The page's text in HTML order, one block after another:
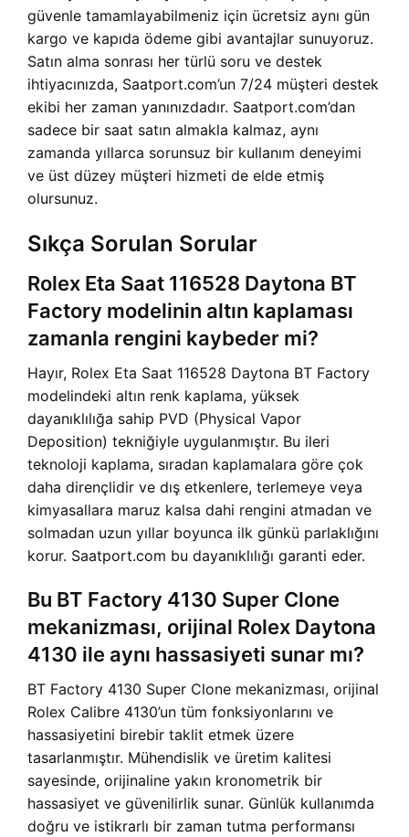
güvenle tamamlayabilmeniz için ücretsiz aynı gün
kargo ve kapıda ödeme gibi avantajlar sunuyoruz.
Satın alma sonrası her türlü soru ve destek
ihtiyacınızda, Saatport.com’un 7/24 müşteri destek
ekibi her zaman yanınızdadır. Saatport.com’dan
sadece bir saat satın almakla kalmaz, aynı
zamanda yıllarca sorunsuz bir kullanım deneyimi
ve üst düzey müşteri hizmeti de elde etmiş
olursunuz.
Sıkça Sorulan Sorular
Rolex Eta Saat 116528 Daytona BT
Factory modelinin altın kaplaması
zamanla rengini kaybeder mi?
Hayır, Rolex Eta Saat 116528 Daytona BT Factory
modelindeki altın renk kaplama, yüksek
dayanıklılığa sahip PVD (Physical Vapor
Deposition) tekniğiyle uygulanmıştır. Bu ileri
teknoloji kaplama, sıradan kaplamalara göre çok
daha dirençlidir ve dış etkenlere, terlemeye veya
kimyasallara maruz kalsa dahi rengini atmadan ve
solmadan uzun yıllar boyunca ilk günkü parlaklığını
korur. Saatport.com bu dayanıklılığı garanti eder.
Bu BT Factory 4130 Super Clone
mekanizması, orijinal Rolex Daytona
4130 ile aynı hassasiyeti sunar mı?
BT Factory 4130 Super Clone mekanizması, orijinal
Rolex Calibre 4130’un tüm fonksiyonlarını ve
hassasiyetini birebir taklit etmek üzere
tasarlanmıştır. Mühendislik ve üretim kalitesi
sayesinde, orijinaline yakın kronometrik bir
hassasiyet ve güvenilirlik sunar. Günlük kullanımda
doğru ve istikrarlı bir zaman tutma performansı